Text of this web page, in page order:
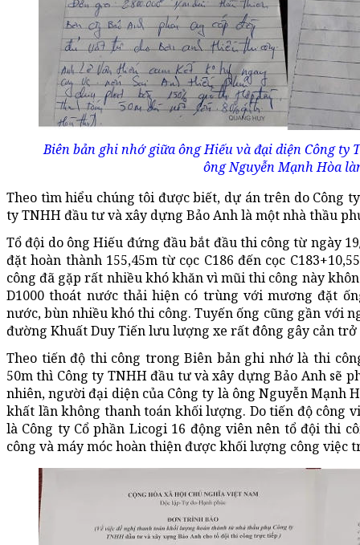
Biên bản ghi nhớ giữa ông Hiếu và đại diện Công ty
ông Nguyễn Mạnh Hòa
Theo tìm hiểu chúng tôi được biết, dự án trên do Công
ty TNHH đầu tư và xây dựng Bảo Anh là một nhà thầu
Tổ đội do ông Hiếu đứng đầu bắt đầu thi công từ ngày
đặt hoàn thành 155,45m từ cọc C186 đến cọc
công đã gặp rất nhiều khó khăn vì mũi thi công này
D1000 thoát nước thải hiện có trùng với mương đặt
nước, bùn nhiều khó thi công. Tuyến ống cũng gần với
đường Khuất Duy Tiến lưu lượng xe rất đông gây cản
Theo tiến độ thi công trong Biên bản ghi nhớ là thi
50m thì Công ty TNHH đầu tư và xây dựng Bảo Anh sẽ
nhiên, người đại diện của Công ty là ông Nguyễn Mạnh
khất lần không thanh toán khối lượng. Do tiến độ công
là Công ty Cổ phần Licogi 16 động viên nên tổ đội thi
công và máy móc hoàn thiện được khối lượng công việc